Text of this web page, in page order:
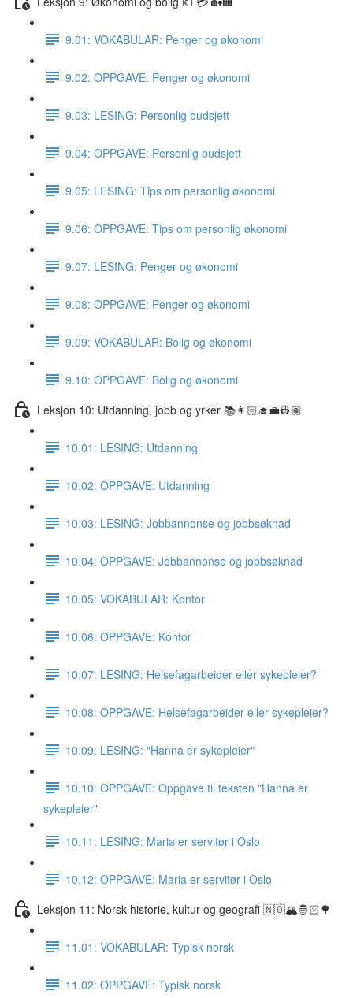
9.01: VOKABULAR: Penger og økonomi
9.02: OPPGAVE: Penger og økonomi
9.03: LESING: Personlig budsjett
9.04: OPPGAVE: Personlig budsjett
9.05: LESING: Tips om personlig økonomi
9.06: OPPGAVE: Tips om personlig økonomi
9.07: LESING: Penger og økonomi
9.08: OPPGAVE: Penger og økonomi
9.09: VOKABULAR: Bolig og økonomi
9.10: OPPGAVE: Bolig og økonomi
Leksjon 10: Utdanning, jobb og yrker 📚👩🏻‍🎓💼👷🏽
10.01: LESING: Utdanning
10.02: OPPGAVE: Utdanning
10.03: LESING: Jobbannonse og jobbsøknad
10.04: OPPGAVE: Jobbannonse og jobbsøknad
10.05: VOKABULAR: Kontor
10.06: OPPGAVE: Kontor
10.07: LESING: Helsefagarbeider eller sykepleier?
10.08: OPPGAVE: Helsefagarbeider eller sykepleier?
10.09: LESING: "Hanna er sykepleier"
10.10: OPPGAVE: Oppgave til teksten "Hanna er
sykepleier"
10.11: LESING: Maria er servitør i Oslo
10.12: OPPGAVE: Maria er servitør i Oslo
Leksjon 11: Norsk historie, kultur og geografi 🇳🇴🏔🤴🏻🌳
11.01: VOKABULAR: Typisk norsk
11.02: OPPGAVE: Typisk norsk